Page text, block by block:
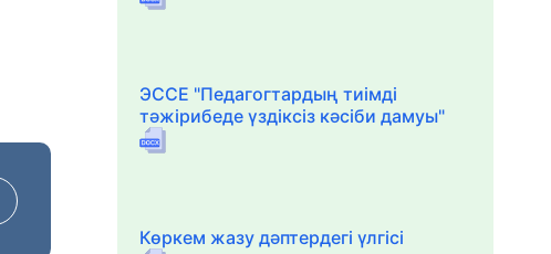
ЭССЕ "Педагогтардың тиімді
тәжірибеде үздіксіз кәсіби дамуы"
Көркем жазу дәптердегі үлгісі